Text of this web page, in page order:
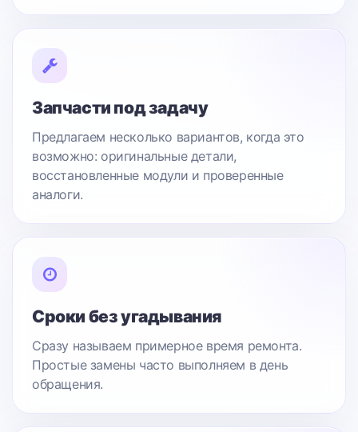
Запчасти под задачу
Предлагаем несколько вариантов, когда это
возможно: оригинальные детали,
восстановленные модули и проверенные
аналоги.
Сроки без угадывания
Сразу называем примерное время ремонта.
Простые замены часто выполняем в день
обращения.